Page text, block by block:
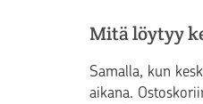
Mitä löytyy
Samalla, kun
aikana.